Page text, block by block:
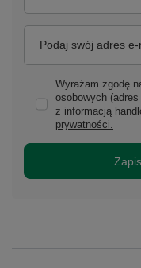
Podaj swój adres e-
Wyrażam zgodę
osobowych
z informacją
prywatności.